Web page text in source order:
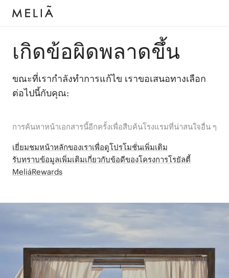
เกิดข้อผิดพลาดขึ้น
ขณะที่เรากำลังทำการแก้ไข เราขอเสนอทางเลือก
ต่อไปนี้กับคุณ:
การค้นหาหน้าเอกสารนี้อีกครั้งเพื่อสืบค้นโรงแรมที่น่าสนใจอื่น ๆ
เยี่ยมชมหน้าหลักของเราเพื่อดูโปรโมชั่นเพิ่มเติม
รับทราบข้อมูลเพิ่มเติมเกี่ยวกับข้อดีของโครงการโรยัลตี้
MeliáRewards